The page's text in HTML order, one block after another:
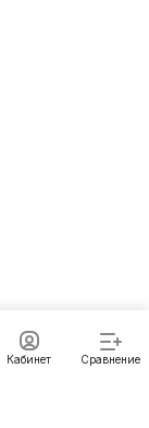
Кабинет Сравнение